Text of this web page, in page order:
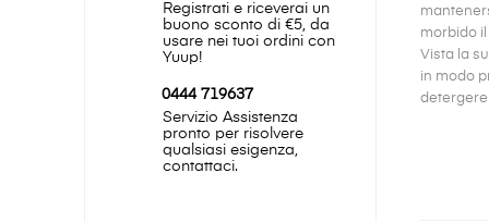
Registrati e riceverai un
buono sconto di €5, da
usare nei tuoi ordini con
Yuup!
0444 719637
Servizio Assistenza
pronto per risolvere
qualsiasi esigenza,
contattaci.
morbido
Vista la
in modo